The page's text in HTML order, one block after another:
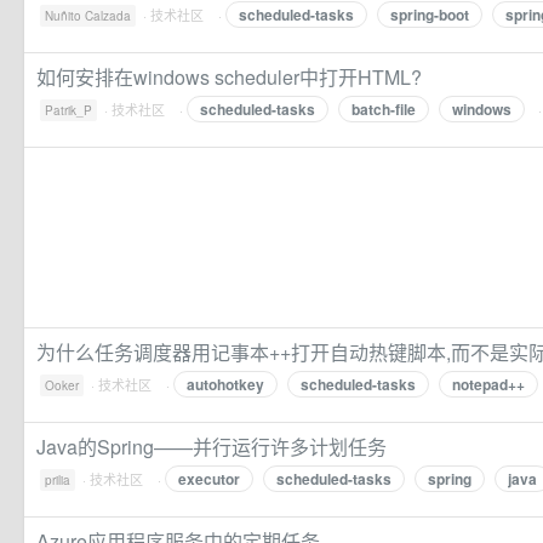
Nuñito Calzada · 技术社区 · scheduled-tasks spring-boot
如何安排在windows scheduler中打开HTML?
Patrik_P · 技术社区 · scheduled-tasks batch-file windows
为什么任务调度器用记事本++打开自动热键脚本,而不是实
Ooker · 技术社区 · autohotkey scheduled-tasks notepad++
Java的Spring——并行运行许多计划任务
prilia · 技术社区 · executor scheduled-tasks spring java